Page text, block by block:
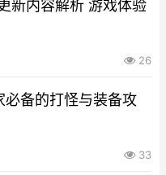
新内容解析 游戏体验
26
必备的打怪与装备攻
33